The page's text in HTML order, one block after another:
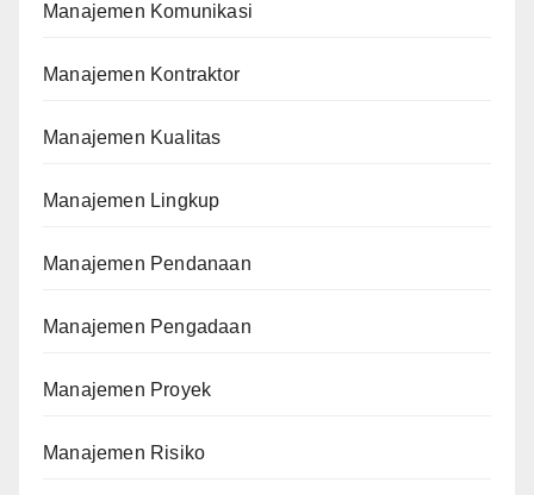
Manajemen Komunikasi
Manajemen Kontraktor
Manajemen Kualitas
Manajemen Lingkup
Manajemen Pendanaan
Manajemen Pengadaan
Manajemen Proyek
Manajemen Risiko